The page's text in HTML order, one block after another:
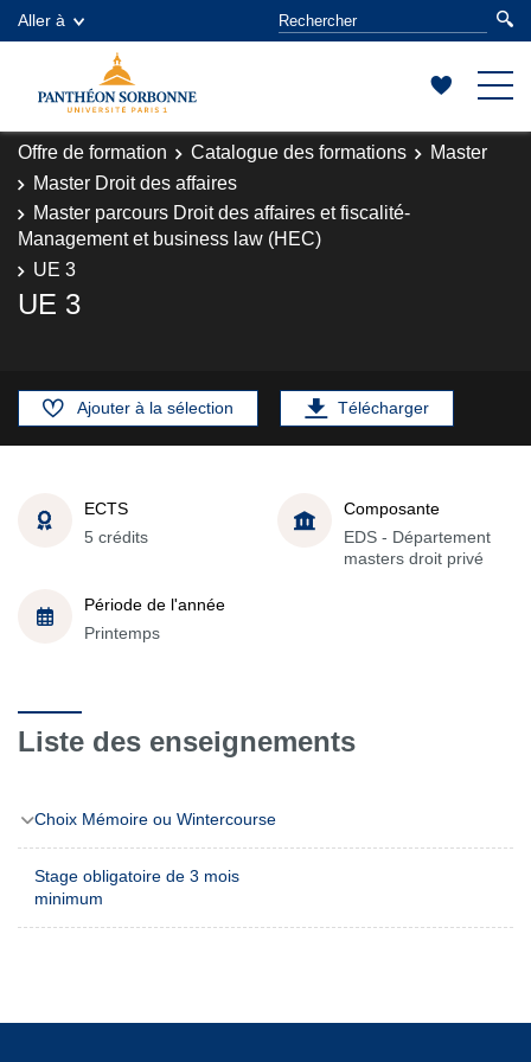
Aller à
Offre de formation Catalogue des formations
Master
Master Droit des affaires
Master parcours Droit des affaires et fiscalité-
Management et business law (HEC)
UE 3
UE 3
Ajouter à la sélection Télécharger
ECTS
5 crédits
Composante
EDS - Département
masters droit privé
Période de l'année
Printemps
Liste des enseignements
Choix Mémoire ou Wintercourse
Stage obligatoire de 3 mois
minimum